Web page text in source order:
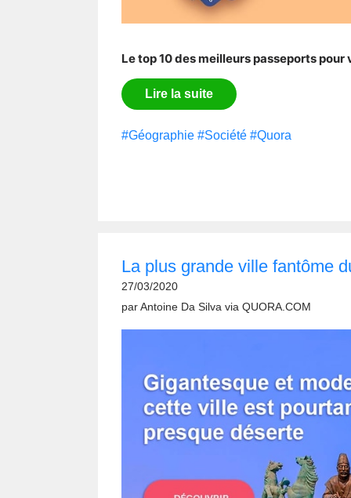
Le top 10 des meilleurs passeports pour
Lire la suite
#Géographie #Société #Quora
La plus grande ville fantôme
27/03/2020
par Antoine Da Silva via QUORA.COM